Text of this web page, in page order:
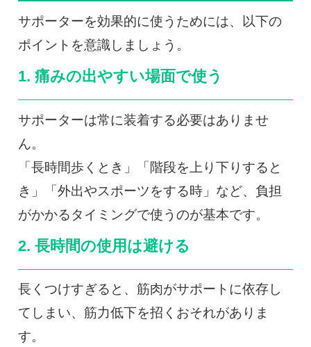
サポーターを効果的に使うためには、以下の
ポイントを意識しましょう。
1. 痛みの出やすい場面で使う
サポーターは常に装着する必要はありませ
ん。
「長時間歩くとき」「階段を上り下りすると
き」「外出やスポーツをする時」など、負担
がかかるタイミングで使うのが基本です。
2. 長時間の使用は避ける
長くつけすぎると、筋肉がサポートに依存し
てしまい、筋力低下を招くおそれがありま
す。